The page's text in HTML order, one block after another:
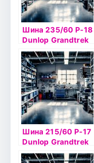
Шина 235/60 Р-18
Dunlop Grandtrek
Ice 02 107Т шип
Шина 215/60 Р-17
Dunlop Grandtrek
Ice02 100Tб/к шип